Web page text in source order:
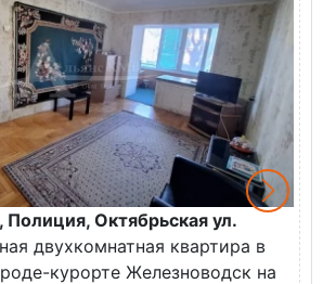
Октябрьская ул.
двухкомнатная квартира в
курорте Железноводск на